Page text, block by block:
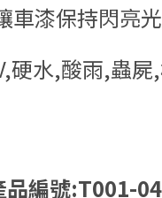
車漆保持閃亮
硬水,酸雨,蟲
品編號:T001-